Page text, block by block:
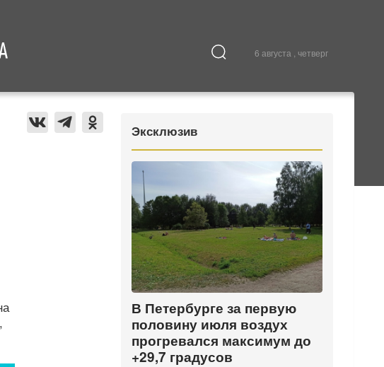
6 августа , четверг
Культура
Эксклюзив
В Петербурге за первую
половину июля воздух
прогревался максимум до
+29,7 градусов